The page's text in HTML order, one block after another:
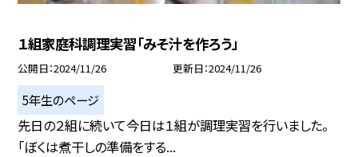
１組家庭科調理実習「みそ汁を作ろう」
公開日 2024/11/26 更新日 2024/11/26
5年生のページ
先日の２組に続いて今日は１組が調理実習を行いました。
「ぼくは煮干しの準備をする...